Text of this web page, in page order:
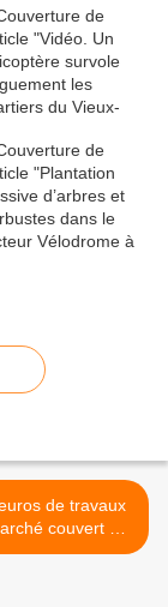
de travaux
couvert de
sous-Bois